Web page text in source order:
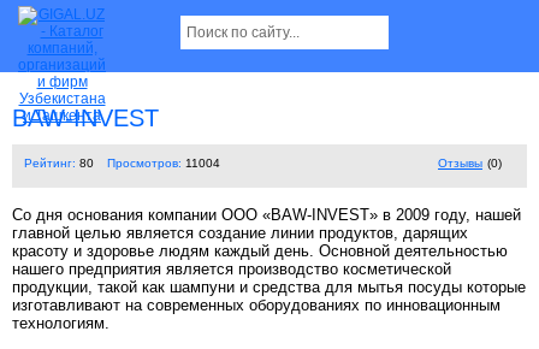
BAW-INVEST
Рейтинг: 80 Просмотров: 11004 Отзывы (0)
Со дня основания компании ООО «BAW-INVEST» в 2009 году, нашей
главной целью является создание линии продуктов, дарящих
красоту и здоровье людям каждый день. Основной деятельностью
нашего предприятия является производство косметической
продукции, такой как шампуни и средства для мытья посуды которые
изготавливают на современных оборудованиях по инновационным
технологиям.